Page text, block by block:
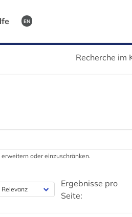
EN
Recherche im
oder einzuschränken.
Ergebnisse pro
Seite: